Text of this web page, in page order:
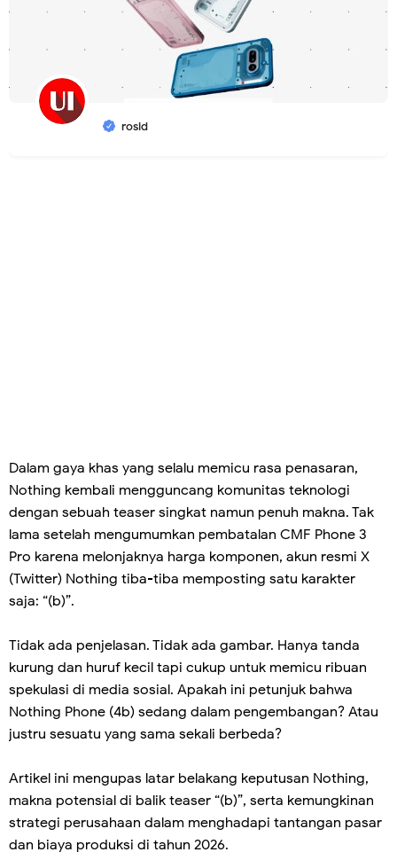
rosid
Dalam gaya khas yang selalu memicu rasa penasaran,
Nothing kembali mengguncang komunitas teknologi
dengan sebuah teaser singkat namun penuh makna. Tak
lama setelah mengumumkan pembatalan CMF Phone 3
Pro karena melonjaknya harga komponen, akun resmi X
(Twitter) Nothing tiba-tiba memposting satu karakter
saja: “(b)”.
Tidak ada penjelasan. Tidak ada gambar. Hanya tanda
kurung dan huruf kecil tapi cukup untuk memicu ribuan
spekulasi di media sosial. Apakah ini petunjuk bahwa
Nothing Phone (4b) sedang dalam pengembangan? Atau
justru sesuatu yang sama sekali berbeda?
Artikel ini mengupas latar belakang keputusan Nothing,
makna potensial di balik teaser “(b)”, serta kemungkinan
strategi perusahaan dalam menghadapi tantangan pasar
dan biaya produksi di tahun 2026.